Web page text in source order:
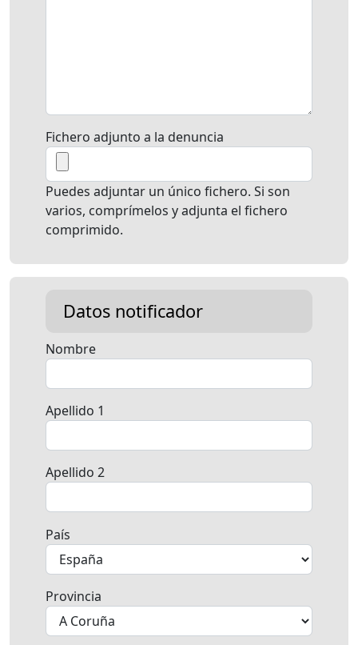
Fichero adjunto a la denuncia
Puedes adjuntar un único fichero. Si son
varios, comprímelos y adjunta el fichero
comprimido.
Datos notificador
Nombre
Apellido 1
Apellido 2
País
Provincia